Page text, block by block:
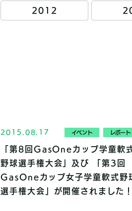
2012
2015.08.17 イベント レポート
「第8回GasOneカップ学童軟
野球選手権大会」及び 「第3回
GasOneカップ女子学童軟式野
選手権大会」が開催されました！